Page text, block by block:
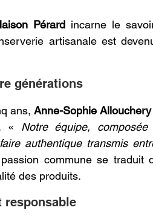
Pérard incarne le
artisanale est
générations
ans, Anne-Sophie Allouchery
« Notre équipe,
authentique transmis
passion commune se
des produits.
responsable